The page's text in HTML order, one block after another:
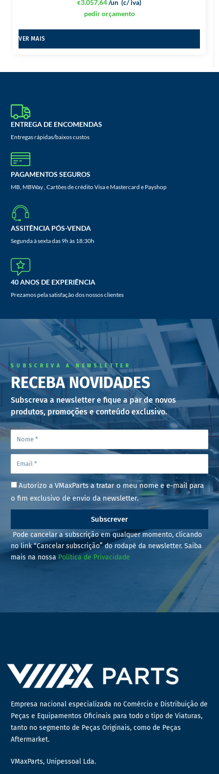
€3.057,64 (c/ iva)
/un
pedir orçamento
VER MAIS
ENTREGA DE ENCOMENDAS
Entregas rápidas/baixos custos
PAGAMENTOS SEGUROS
MB, MBWay , Cartões de crédito Visa e Mastercard e Payshop
ASSITÊNCIA PÓS-VENDA
Segunda à sexta das 9h às 18:30h
40 ANOS DE EXPERIÊNCIA
Prezamos pela satisfação dos nossos clientes
SUBSCREVA A NEWSLETTER
RECEBA NOVIDADES
Subscreva a newsletter e fique a par de novos
produtos, promoções e conteúdo exclusivo.
Autorizo a VMaxParts a tratar o meu nome e e-mail para
o fim exclusivo de envio da newsletter.
Subscrever
Pode cancelar a subscrição em qualquer momento, clicando
no link “Cancelar subscrição” do rodapé da newsletter. Saiba
mais na nossa Política de Privacidade
Empresa nacional especializada no Comércio e Distribuição de
Peças e Equipamentos Oficinais para todo o tipo de Viaturas,
tanto no segmento de Peças Originais, como de Peças
Aftermarket.
VMaxParts, Unipessoal Lda.